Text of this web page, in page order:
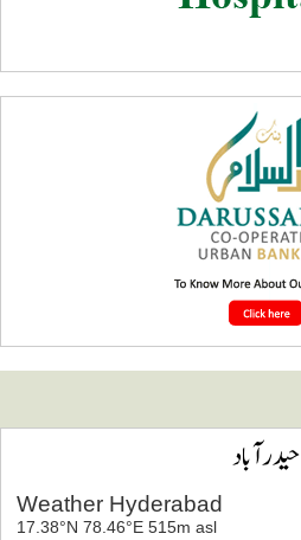
حیدرآباد